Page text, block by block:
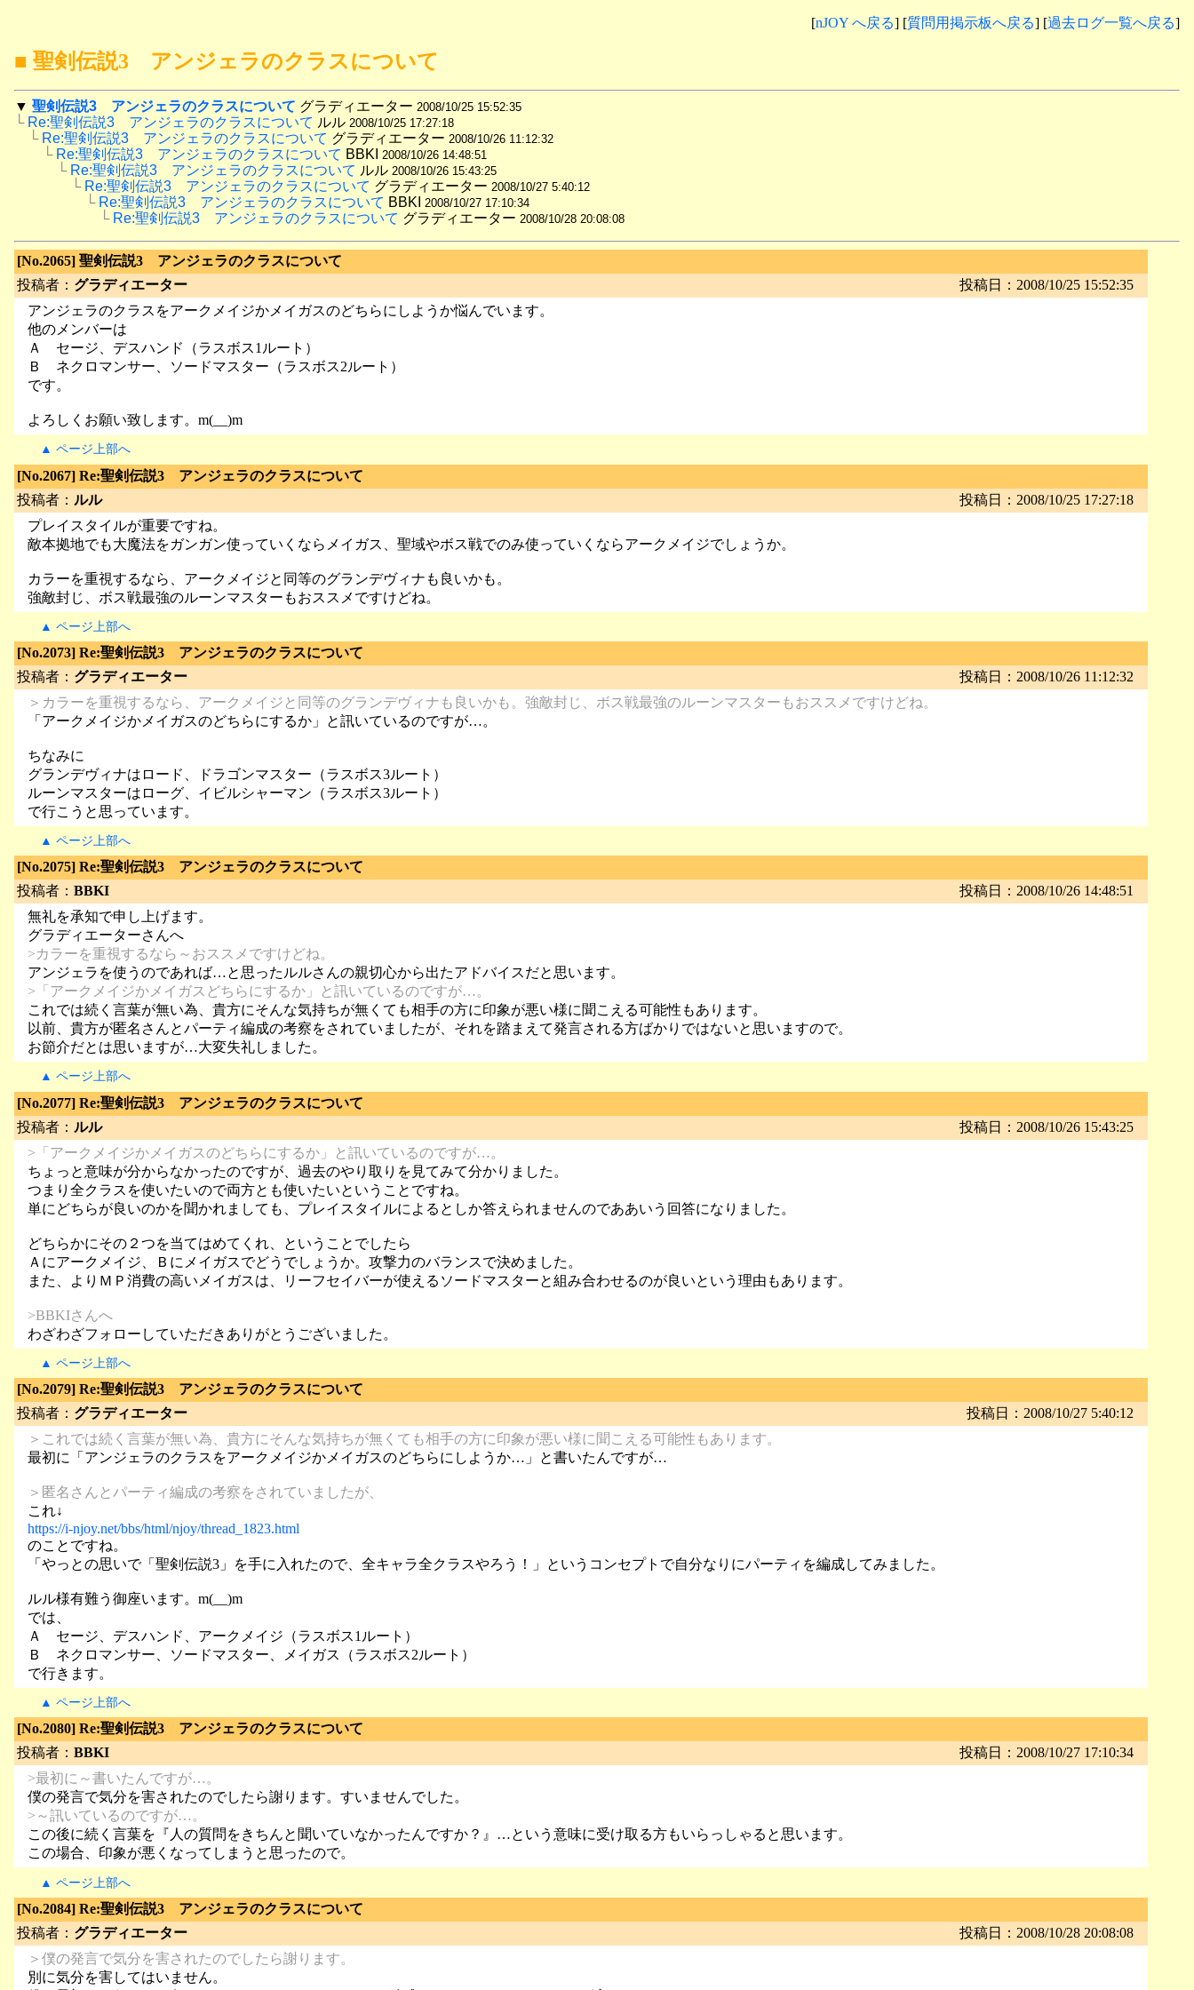
[nJOY へ戻る] [質問用掲示板へ戻る] [過去ログ一覧へ戻る]
■ 聖剣伝説3 アンジェラのクラスについて
▼ 聖剣伝説3　アンジェラのクラスについて グラディエーター 2008/10/25 15:52:35
└ Re:聖剣伝説3　アンジェラのクラスについて ルル 2008/10/25 17:27:18
└ Re:聖剣伝説3　アンジェラのクラスについて グラディエーター 2008/10/26 11:12:32
└ Re:聖剣伝説3　アンジェラのクラスについて BBKI 2008/10/26 14:48:51
└ Re:聖剣伝説3　アンジェラのクラスについて ルル 2008/10/26 15:43:25
└ Re:聖剣伝説3　アンジェラのクラスについて グラディエーター 2008/10/27 5:40:12
└ Re:聖剣伝説3　アンジェラのクラスについて BBKI 2008/10/27 17:10:34
└ Re:聖剣伝説3　アンジェラのクラスについて グラディエーター 2008/10/28 20:08:08
[No.2065] 聖剣伝説3 アンジェラのクラスについて
投稿者： グラディエーター
投稿日：2008/10/25 15:52:35
アンジェラのクラスをアークメイジかメイガスのどちらにしようか悩んでいます。
他のメンバーは
Ａ セージ、デスハンド（ラスボス1ルート）
Ｂ ネクロマンサー、ソードマスター（ラスボス2ルート）
です。
よろしくお願い致します。m(__)m
▲ ページ上部へ
[No.2067] Re:聖剣伝説3 アンジェラのクラスについて
投稿者： ルル
投稿日：2008/10/25 17:27:18
プレイスタイルが重要ですね。
敵本拠地でも大魔法をガンガン使っていくならメイガス、聖域やボス戦でのみ使っていくならアークメイジでしょうか。
カラーを重視するなら、アークメイジと同等のグランデヴィナも良いかも。
強敵封じ、ボス戦最強のルーンマスターもおススメですけどね。
▲ ページ上部へ
[No.2073] Re:聖剣伝説3 アンジェラのクラスについて
投稿者： グラディエーター
投稿日：2008/10/26 11:12:32
＞カラーを重視するなら、アークメイジと同等のグランデヴィナも良いかも。強敵封じ、ボス戦最強のルーンマスターもおススメですけどね。
「アークメイジかメイガスのどちらにするか」と訊いているのですが…。
ちなみに
グランデヴィナはロード、ドラゴンマスター（ラスボス3ルート）
ルーンマスターはローグ、イビルシャーマン（ラスボス3ルート）
で行こうと思っています。
▲ ページ上部へ
[No.2075] Re:聖剣伝説3 アンジェラのクラスについて
投稿者： BBKI
投稿日：2008/10/26 14:48:51
無礼を承知で申し上げます。
グラディエーターさんへ
>カラーを重視するなら～おススメですけどね。
アンジェラを使うのであれば…と思ったルルさんの親切心から出たアドバイスだと思います。
>「アークメイジかメイガスどちらにするか」と訊いているのですが…。
これでは続く言葉が無い為、貴方にそんな気持ちが無くても相手の方に印象が悪い様に聞こえる可能性もあります。
以前、貴方が匿名さんとパーティ編成の考察をされていましたが、それを踏まえて発言される方ばかりではないと思いますので。
お節介だとは思いますが…大変失礼しました。
▲ ページ上部へ
[No.2077] Re:聖剣伝説3 アンジェラのクラスについて
投稿者： ルル
投稿日：2008/10/26 15:43:25
>「アークメイジかメイガスのどちらにするか」と訊いているのですが…。
ちょっと意味が分からなかったのですが、過去のやり取りを見てみて分かりました。
つまり全クラスを使いたいので両方とも使いたいということですね。
単にどちらが良いのかを聞かれましても、プレイスタイルによるとしか答えられませんのでああいう回答になりました。
どちらかにその２つを当てはめてくれ、ということでしたら
Ａにアークメイジ、Ｂにメイガスでどうでしょうか。攻撃力のバランスで決めました。
また、よりＭＰ消費の高いメイガスは、リーフセイバーが使えるソードマスターと組み合わせるのが良いという理由もあります。
>BBKIさんへ
わざわざフォローしていただきありがとうございました。
▲ ページ上部へ
[No.2079] Re:聖剣伝説3 アンジェラのクラスについて
投稿者： グラディエーター
投稿日：2008/10/27 5:40:12
＞これでは続く言葉が無い為、貴方にそんな気持ちが無くても相手の方に印象が悪い様に聞こえる可能性もあります。
最初に「アンジェラのクラスをアークメイジかメイガスのどちらにしようか…」と書いたんですが…
＞匿名さんとパーティ編成の考察をされていましたが、
これ↓
https://i-njoy.net/bbs/html/njoy/thread_1823.html
のことですね。
「やっとの思いで「聖剣伝説3」を手に入れたので、全キャラ全クラスやろう！」というコンセプトで自分なりにパーティを編成してみました。
ルル様有難う御座います。m(__)m
では、
Ａ セージ、デスハンド、アークメイジ（ラスボス1ルート）
Ｂ ネクロマンサー、ソードマスター、メイガス（ラスボス2ルート）
で行きます。
▲ ページ上部へ
[No.2080] Re:聖剣伝説3 アンジェラのクラスについて
投稿者： BBKI
投稿日：2008/10/27 17:10:34
>最初に～書いたんですが…。
僕の発言で気分を害されたのでしたら謝ります。すいませんでした。
>～訊いているのですが…。
この後に続く言葉を『人の質問をきちんと聞いていなかったんですか？』…という意味に受け取る方もいらっしゃると思います。
この場合、印象が悪くなってしまうと思ったので。
▲ ページ上部へ
[No.2084] Re:聖剣伝説3 アンジェラのクラスについて
投稿者： グラディエーター
投稿日：2008/10/28 20:08:08
＞僕の発言で気分を害されたのでしたら謝ります。
別に気分を害してはいません。